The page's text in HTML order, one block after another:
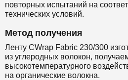
повторных испытаний на
технических условий.
Метод получения
Ленту CWrap Fabric 230/300
из углеродных волокон,
высокотемпературного
на органические волокна.